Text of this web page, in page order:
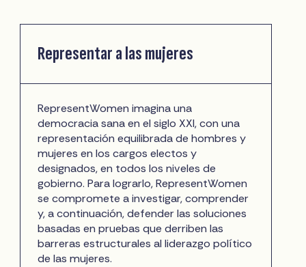
Representar a las mujeres
RepresentWomen imagina una
democracia sana en el siglo XXI, con una
representación equilibrada de hombres y
mujeres en los cargos electos y
designados, en todos los niveles de
gobierno. Para lograrlo, RepresentWomen
se compromete a investigar, comprender
y, a continuación, defender las soluciones
basadas en pruebas que derriben las
barreras estructurales al liderazgo político
de las mujeres.